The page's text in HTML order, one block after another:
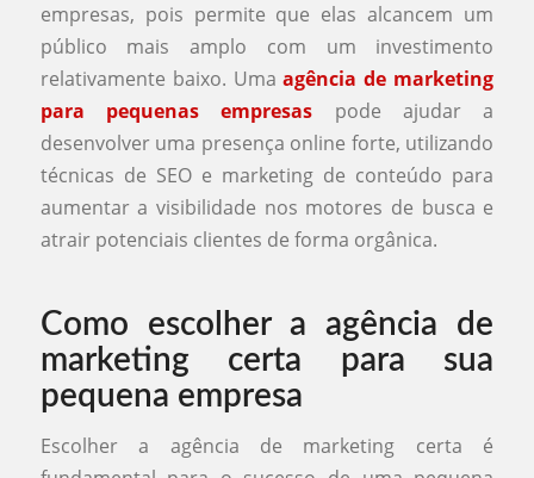
empresas, pois permite que elas alcancem um
público mais amplo com um investimento
relativamente baixo. Umaagência de marketing
para pequenas empresas pode ajudar a
desenvolver uma presença online forte, utilizando
técnicas de SEO e marketing de conteúdo para
aumentar a visibilidade nos motores de busca e
atrair potenciais clientes de forma orgânica.
Como escolher a agência de
marketing certa para sua
pequena empresa
Escolher a agência de marketing certa é